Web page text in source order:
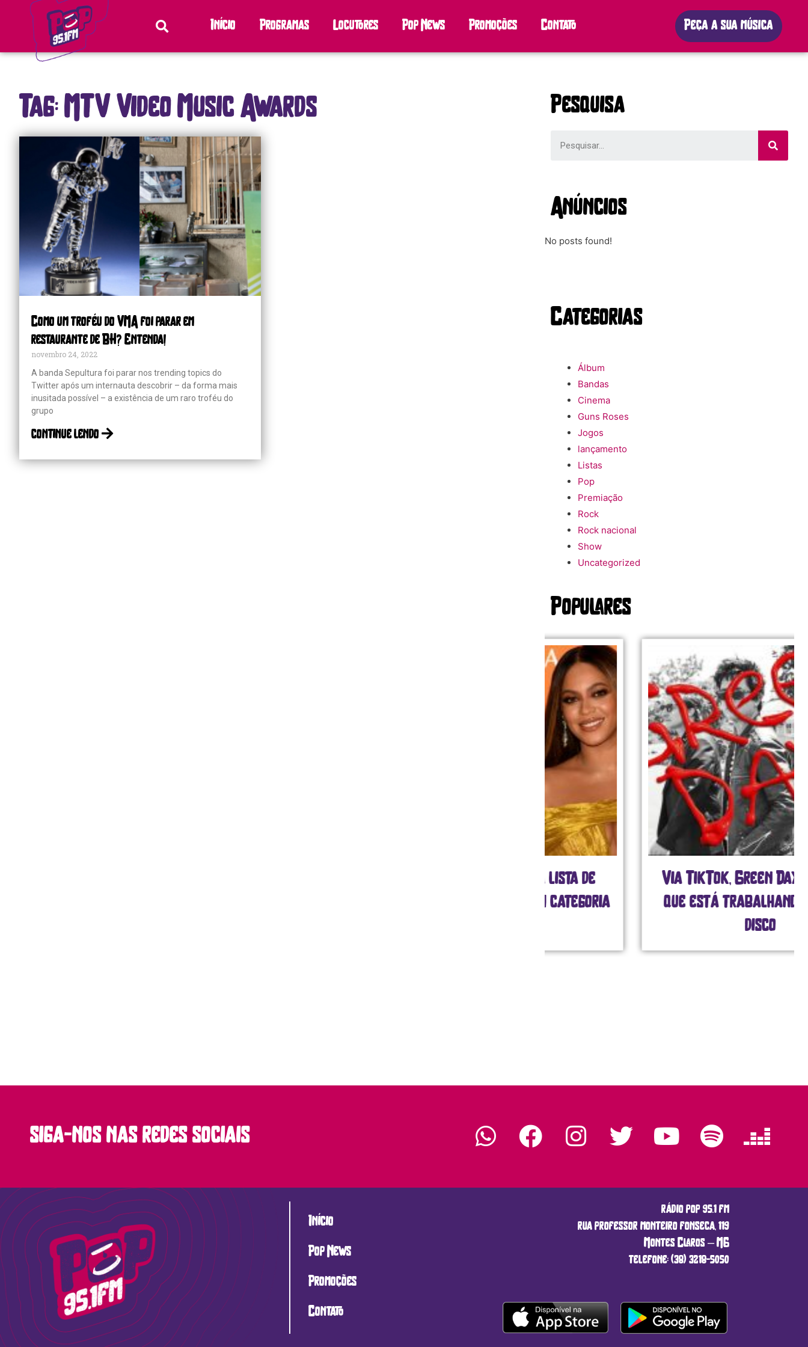
Início Programas Locutores Pop News Promoções Contato Peça a sua música
Tag: MTV Video Music Awards
Como um troféu do VMA foi parar em
restaurante de BH? Entenda!
novembro 24, 2022
A banda Sepultura foi parar nos trending topics do
Twitter após um internauta descobrir – da forma mais
inusitada possível – a existência de um raro troféu do
grupo
continue lendo
Pesquisa
Anúncios
No posts found!
Categorias
Álbum
Bandas
Cinema
Guns Roses
Jogos
lançamento
Listas
Pop
Premiação
Rock
Rock nacional
Show
Uncategorized
Populares
Via TikTok, Green Day confirma
que está trabalhando em novo
siga-nos nas redes sociais
Início
Pop News
Promoções
Contato
rádio pop 95.1 fm
rua professor monteiro fonseca, 119
Montes Claros – MG
telefone: (38) 3218-5050